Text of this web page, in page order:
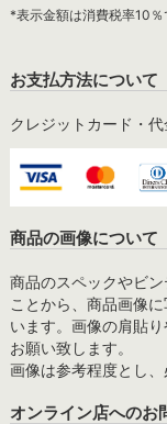
*表示金額は消費税率10％
お支払方法について
クレジットカード・
商品の画像について
商品のスペックやビ
ことから、商品画像
います。画像の肩貼
お願い致します。
画像は参考程度とし、
オンライン店へのお